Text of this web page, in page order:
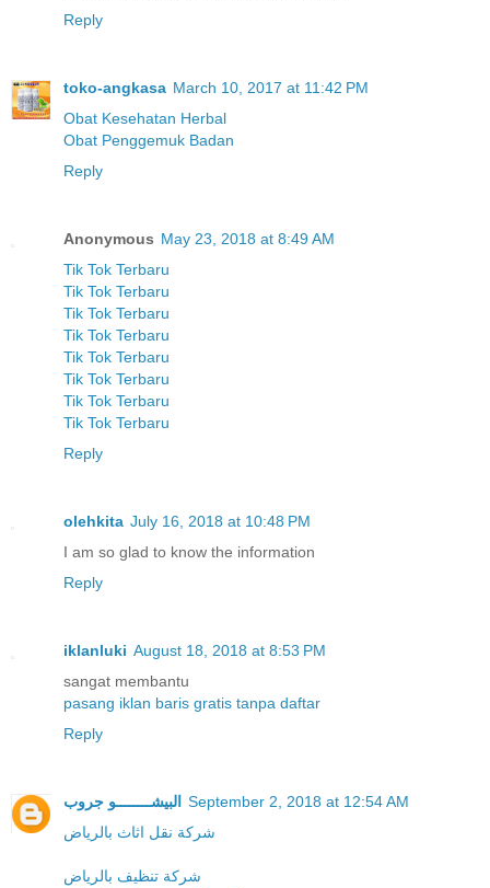
Reply
toko-angkasa March 10, 2017 at 11:42 PM
Obat Kesehatan Herbal
Obat Penggemuk Badan
Reply
Anonymous May 23, 2018 at 8:49 AM
Tik Tok Terbaru
Tik Tok Terbaru
Tik Tok Terbaru
Tik Tok Terbaru
Tik Tok Terbaru
Tik Tok Terbaru
Tik Tok Terbaru
Tik Tok Terbaru
Reply
olehkita July 16, 2018 at 10:48 PM
I am so glad to know the information
Reply
iklanluki August 18, 2018 at 8:53 PM
sangat membantu
pasang iklan baris gratis tanpa daftar
Reply
البيشــــــــو جروب
September 2, 2018 at 12:54 AM
شركة نقل اثاث بالرياض
شركة تنظيف بالرياض